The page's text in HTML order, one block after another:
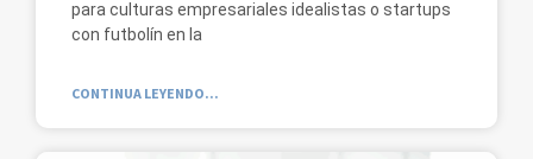
para culturas empresariales idealistas o startups
con futbolín en la
CONTINUA LEYENDO...